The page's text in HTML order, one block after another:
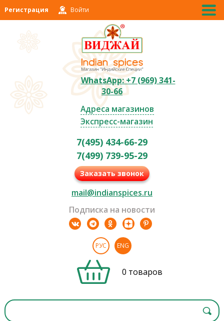
Регистрация Войти
WhatsApp: +7 (969) 341-
30-66
Адреса магазинов
Экспресс-магазин
7(495) 434-66-29
7(499) 739-95-29
Заказать звонок
mail@indianspices.ru
Подписка на новости
РУС ENG
0 товаров